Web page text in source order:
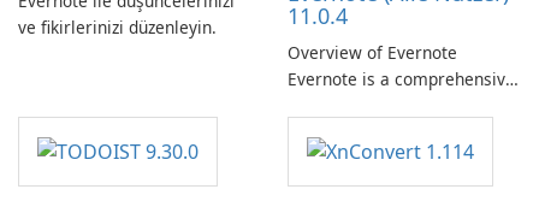
ve fikirlerinizi düzenleyin.
11.0.4
Overview of Evernote
Evernote is a comprehensive
software designed to help
users capture, organize, and
access information across